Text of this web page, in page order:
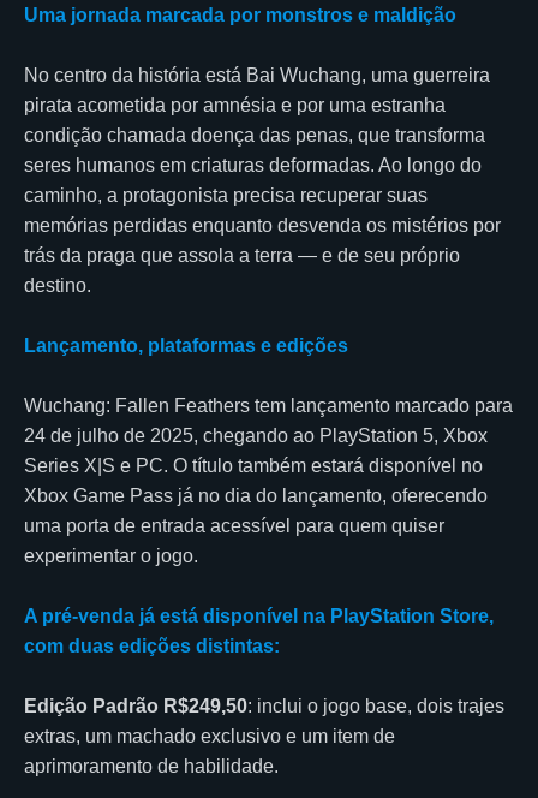
Uma jornada marcada por monstros e maldição
No centro da história está Bai Wuchang, uma guerreira
pirata acometida por amnésia e por uma estranha
condição chamada doença das penas, que transforma
seres humanos em criaturas deformadas. Ao longo do
caminho, a protagonista precisa recuperar suas
memórias perdidas enquanto desvenda os mistérios por
trás da praga que assola a terra — e de seu próprio
destino.
Lançamento, plataformas e edições
Wuchang: Fallen Feathers tem lançamento marcado para
24 de julho de 2025, chegando ao PlayStation 5, Xbox
Series X|S e PC. O título também estará disponível no
Xbox Game Pass já no dia do lançamento, oferecendo
uma porta de entrada acessível para quem quiser
experimentar o jogo.
A pré-venda já está disponível na PlayStation Store,
com duas edições distintas:
Edição Padrão R$249,50: inclui o jogo base, dois trajes
extras, um machado exclusivo e um item de
aprimoramento de habilidade.